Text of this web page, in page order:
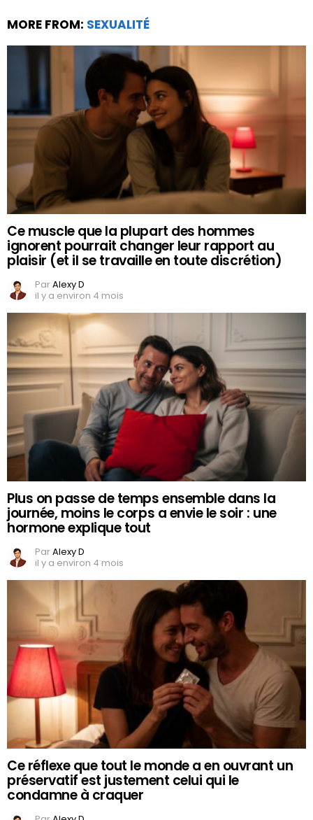
MORE FROM: SEXUALITÉ
Ce muscle que la plupart des hommes
ignorent pourrait changer leur rapport au
plaisir (et il se travaille en toute discrétion)
ParAlexy D
il y a environ 4 mois
Plus on passe de temps ensemble dans la
journée, moins le corps a envie le soir : une
hormone explique tout
ParAlexy D
il y a environ 4 mois
Ce réflexe que tout le monde a en ouvrant un
préservatif est justement celui qui le
condamne à craquer